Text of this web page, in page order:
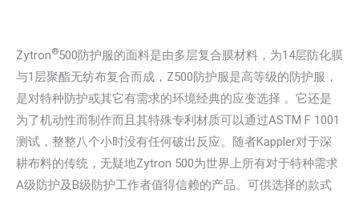
Zytron®500防护服的面料是由多层复合膜材料，为14层防化膜
与1层聚酯无纺布复合而成，Z500防护服是高等级的防护服，
是对特种防护或其它有需求的环境经典的应变选择 。它还是
为了机动性而制作而且其特殊专利材质可以通过ASTM F 1001
测试，整整八个小时没有任何破出反应。随者Kappler对于深
耕布料的传统，无疑地Zytron 500为世界上所有对于特种需求
A级防护及B级防护工作者值得信赖的产品。可供选择的款式